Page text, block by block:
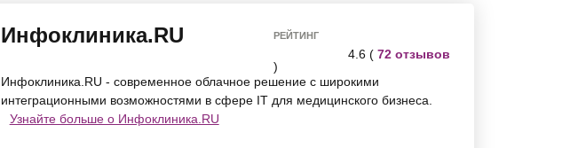
Инфоклиника.RU РЕЙТИНГ
4.6 ( 72 отзывов
)
Инфоклиника.RU - современное облачное решение с широкими
интеграционными возможностями в сфере IT для медицинского бизнеса.
Узнайте больше о Инфоклиника.RU